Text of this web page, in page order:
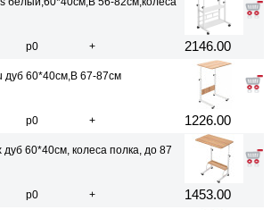
р0 + 2146.00
дуб 60*40см,В 67-87см
р0 + 1226.00
60*40см, колеса полка, до 87
р0 + 1453.00